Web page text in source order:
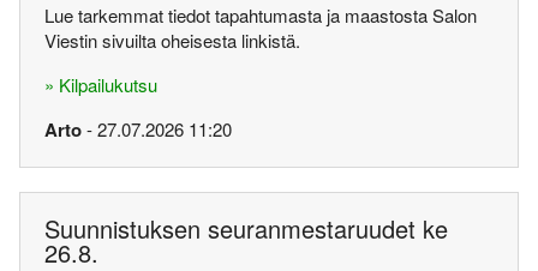
Lue tarkemmat tiedot tapahtumasta ja maastosta Salon
Viestin sivuilta oheisesta linkistä.
» Kilpailukutsu
Arto- 27.07.2026 11:20
Suunnistuksen seuranmestaruudet ke
26.8.